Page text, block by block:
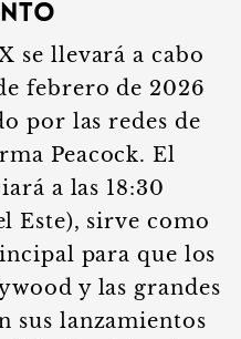
se llevará a cabo
febrero de 2026
por las redes de
Peacock. El
a las 18:30
Este), sirve como
para que los
y las grandes
sus lanzamientos